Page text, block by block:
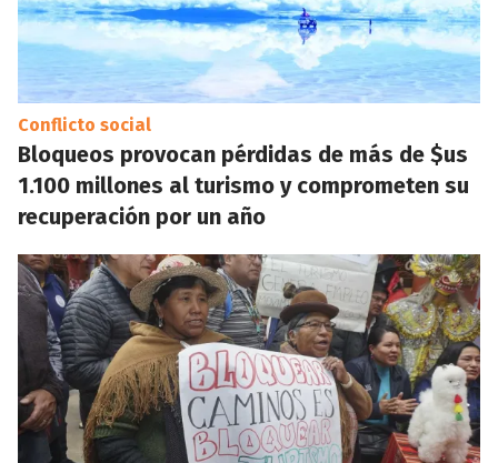
Conflicto social
Bloqueos provocan pérdidas de más de $us
1.100 millones al turismo y comprometen su
recuperación por un año